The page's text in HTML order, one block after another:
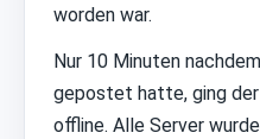
worden war.
Nur 10 Minuten
gepostet hatte, ging
offline. Alle Server